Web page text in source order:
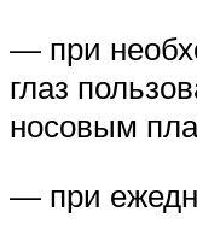
— при
глаз
носовым
— при